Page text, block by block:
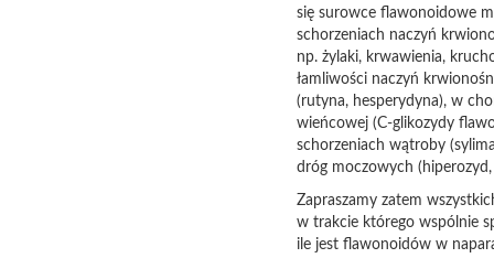
się surowce flawonoidowe
schorzeniach naczyń
np. żylaki, krwawienia,
łamliwości naczyń
(rutyna, hesperydyna), w
wieńcowej (C-glikozydy
schorzeniach wątroby
dróg moczowych (hiperozyd,
Zapraszamy zatem
w trakcie którego wspólnie
ile jest flawonoidów w